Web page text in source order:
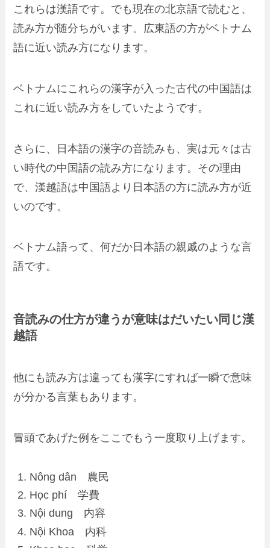
これらは漢語です。でも現在の北京語で読むと、
読み方が随分ちがいます。広東語の方がベトナム
語に近い読み方になります。
ベトナムにこれらの漢字が入った古代の中国語は
これに近い読み方をしていた ようです。
さらに、
日本語の漢字の音読みも、実は元々は古
い時代の中国語の読み方になります。その理由
で、漢越語は中国語より日本語の方に読み方が近
いのです。
ベトナム語って、何だか日本語の親戚のような言
語です。
音読みの仕方が違うが意味はだいたい同じ漢
越語
他にも読み方は違っても漢字にすれば一瞬で意味
が分かる言葉もあります。
冒頭であげた例をここでもう一度取り上げます。
Nông dân 農民
Học phí学費
Nội dung 内容
Nội Khoa 内科